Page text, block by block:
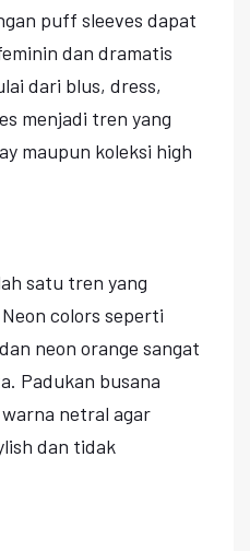
puff sleeves dapat
dan dramatis
dari blus, dress,
menjadi tren yang
maupun koleksi high
satu tren yang
colors seperti
neon orange sangat
Padukan busana
netral agar
dan tidak